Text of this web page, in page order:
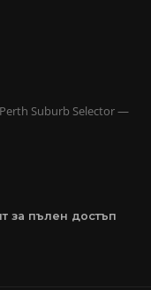
Suburb Selector —
за пълен достъп